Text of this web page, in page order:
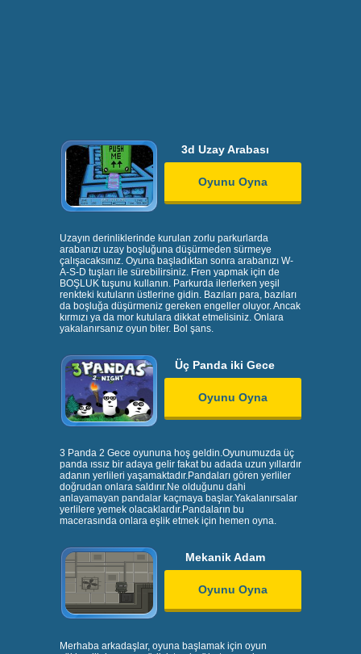
3d Uzay Arabası
Oyunu Oyna
Uzayın derinliklerinde kurulan zorlu parkurlarda
arabanızı uzay boşluğuna düşürmeden sürmeye
çalışacaksınız. Oyuna başladıktan sonra arabanızı W-
A-S-D tuşları ile sürebilirsiniz. Fren yapmak için de
BOŞLUK tuşunu kullanın. Parkurda ilerlerken yeşil
renkteki kutuların üstlerine gidin. Bazıları para, bazıları
da boşluğa düşürmeniz gereken engeller oluyor. Ancak
kırmızı ya da mor kutulara dikkat etmelisiniz. Onlara
yakalanırsanız oyun biter. Bol şans.
Üç Panda iki Gece
Oyunu Oyna
3 Panda 2 Gece oyununa hoş geldin.Oyunumuzda üç
panda ıssız bir adaya gelir fakat bu adada uzun yıllardır
adanın yerlileri yaşamaktadır.Pandaları gören yerliler
doğrudan onlara saldırır.Ne olduğunu dahi
anlayamayan pandalar kaçmaya başlar.Yakalanırsalar
yerlilere yemek olacaklardır.Pandaların bu
macerasında onlara eşlik etmek için hemen oyna.
Mekanik Adam
Oyunu Oyna
Merhaba arkadaşlar, oyuna başlamak için oyun